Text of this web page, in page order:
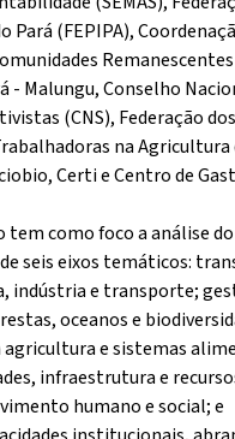
Pará (FEPIPA),
- Malungu, Conselho
(CNS), Federação dos
na Agricultura
Certi e Centro de
tem como foco a análise
seis eixos temáticos:
indústria e transporte;
oceanos e
e sistemas
infraestrutura e
humano e social; e